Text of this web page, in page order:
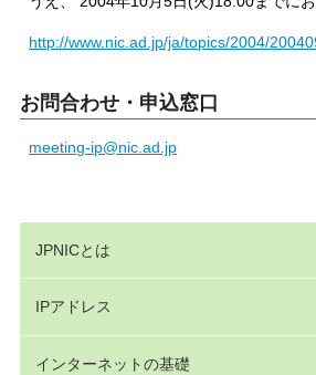
http://www.nic.ad.jp/ja/topics/2004/
お問合わせ・申込窓口
meeting-ip@nic.ad.jp
JPNICとは
IPアドレス
インターネットの基礎